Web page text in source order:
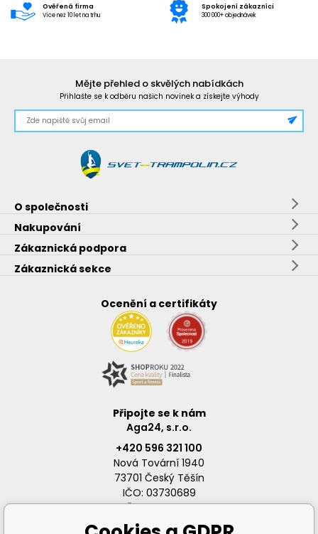
Ověřená firma
Více než 10 let na trhu
Spokojení zákazníci
300 000+ objednávek
Mějte přehled o skvělých nabídkách
Přihlašte se k odběru našich novinek a získejte výhody
O společnosti
Nakupování
Zákaznická podpora
Zákaznická sekce
Ocenění a certifikáty
Připojte se k nám
Aga24, s.r.o.
+420 596 321 100
Nová Tovární 1940
73701 Český Těšín
IČO: 03730689
DIČ: CZ03730689